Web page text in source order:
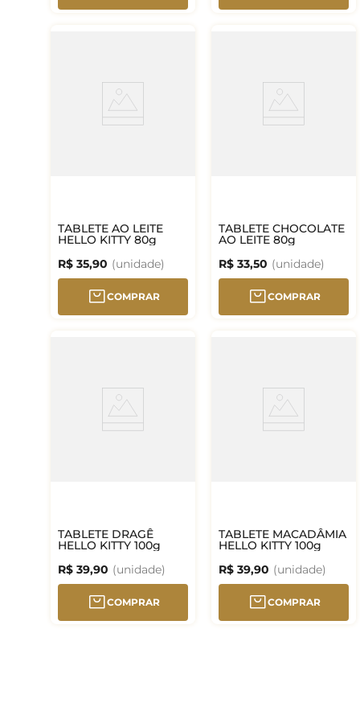
TABLETE AO LEITE
HELLO KITTY 80g
R$ 35,90
COMPRAR
TABLETE CHOCOLATE
AO LEITE 80g
R$ 33,50
COMPRAR
TABLETE DRAGÊ
HELLO KITTY 100g
R$ 39,90
COMPRAR
TABLETE MACADÂMIA
HELLO KITTY 100g
R$ 39,90
COMPRAR